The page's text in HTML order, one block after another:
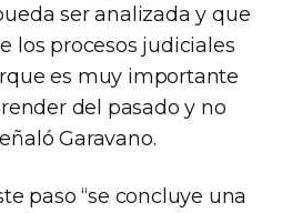
ser analizada y que
los procesos judiciales
es muy importante
del pasado y no
Garavano.
paso “se concluye una